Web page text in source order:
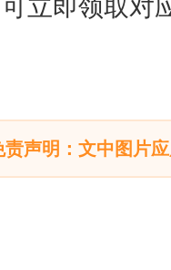
责声明：文中图片